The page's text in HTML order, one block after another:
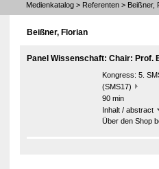
Medienkatalog > Referenten > Beißner,
Beißner, Florian
Panel Wissenschaft: Chair: Prof.
Kongress: 5.
(SMS17)
90 min
Inhalt / abstract
Über den Shop